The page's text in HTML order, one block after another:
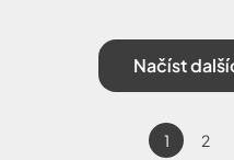
Načíst
1 2